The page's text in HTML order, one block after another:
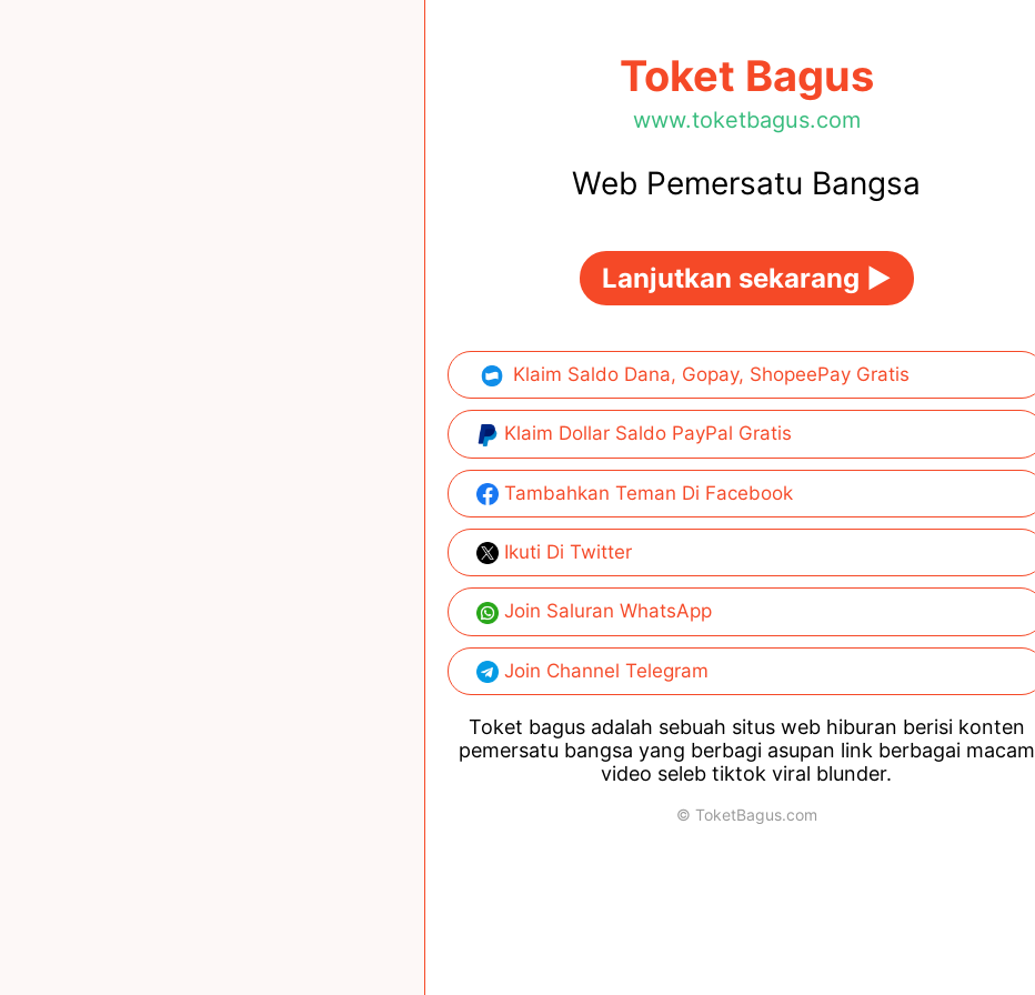
Toket Bagus
www.toketbagus.com
Web Pemersatu Bangsa
Lanjutkan sekarang ►
Klaim Saldo Dana, Gopay, ShopeePay Gratis
Klaim Dollar Saldo PayPal Gratis
Tambahkan Teman Di Facebook
Ikuti Di Twitter
Join Saluran WhatsApp
Join Channel Telegram
Toket bagus adalah sebuah situs web hiburan berisi konten
pemersatu bangsa yang berbagi asupan link berbagai macam
video seleb tiktok viral blunder.
© ToketBagus.com